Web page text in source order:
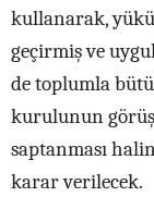
kullanarak,
geçirmiş ve
de toplumla
kurulunun
saptanması
karar verilecek.